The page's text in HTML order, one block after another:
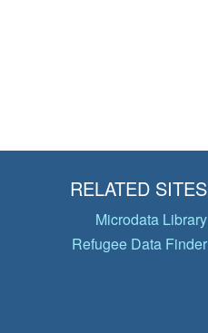
RELATED SITES
Microdata Library
Refugee Data Finder